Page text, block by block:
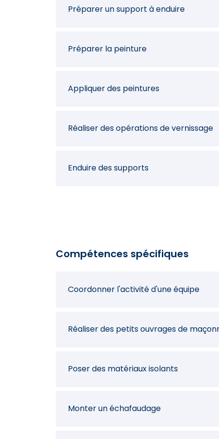
Préparer un support à enduire
Préparer la peinture
Appliquer des peintures
Réaliser des opérations de vernissage
Enduire des supports
Réparer les supports maçonnés, les
Réaliser des opérations de montage en
Ranger un chantier
Préparer des travaux de chantier
Implanter une zone de chantier
Compétences spécifiques
Coordonner l'activité d'une équipe
Réaliser des petits ouvrages de
Poser des matériaux isolants
Monter un échafaudage